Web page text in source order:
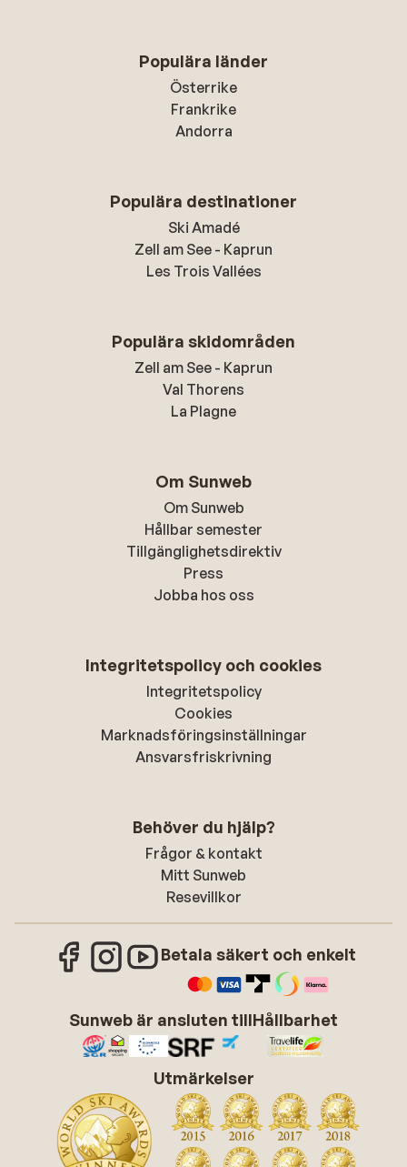
Populära länder
Österrike
Frankrike
Andorra
Populära destinationer
Ski Amadé
Zell am See - Kaprun
Les Trois Vallées
Populära skidområden
Zell am See - Kaprun
Val Thorens
La Plagne
Om Sunweb
Om Sunweb
Hållbar semester
Tillgänglighetsdirektiv
Press
Jobba hos oss
Integritetspolicy och cookies
Integritetspolicy
Cookies
Marknadsföringsinställningar
Ansvarsfriskrivning
Behöver du hjälp?
Frågor & kontakt
Mitt Sunweb
Resevillkor
Betala säkert och enkelt
Sunweb är ansluten tillHållbarhet
Utmärkelser